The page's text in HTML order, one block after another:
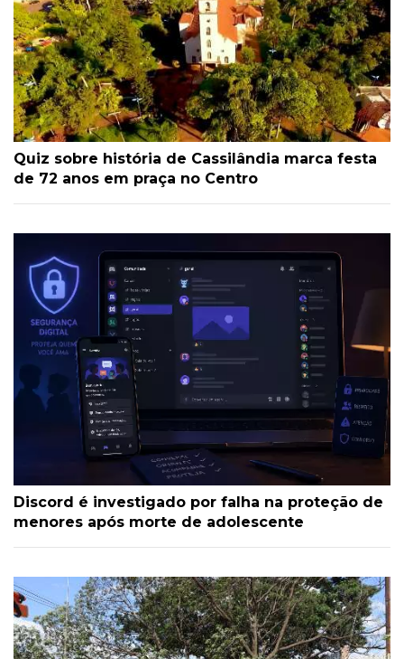
Quiz sobre história de Cassilândia marca festa
de 72 anos em praça no Centro
Discord é investigado por falha na proteção de
menores após morte de adolescente